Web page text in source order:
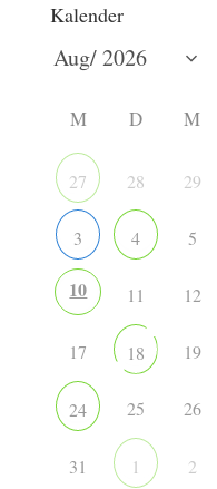
Kalender
M D M
27 28 29
3 4 5
10 11 12
17 18 19
24 25 26
31 1 2